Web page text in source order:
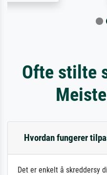
Ofte stilte
Hvordan fungerer
Det er enkelt å skreddersy